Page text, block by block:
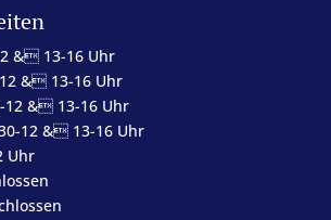
& 13-16 Uhr
& 13-16 Uhr
& 13-16 Uhr
12 & 13-16 Uhr
Uhr